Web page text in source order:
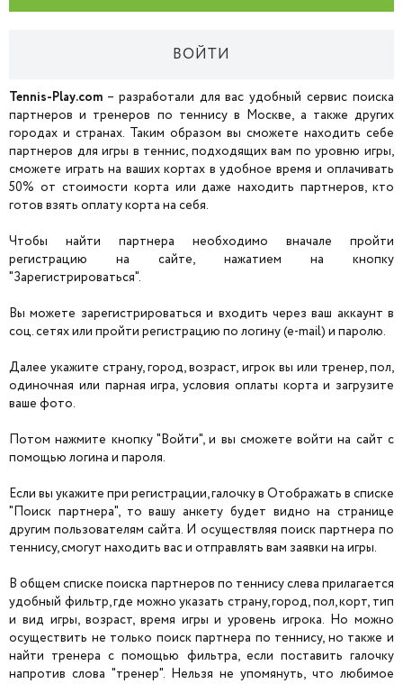
ВОЙТИ
Tennis-Play.com – разработали для вас удобный сервис поиска
партнеров и тренеров по теннису в Москве, а также других
городах и странах. Таким образом вы сможете находить себе
партнеров для игры в теннис, подходящих вам по уровню игры,
сможете играть на ваших кортах в удобное время и оплачивать
50% от стоимости корта или даже находить партнеров, кто
готов взять оплату корта на себя.
Чтобы найти партнера необходимо вначале пройти
регистрацию на сайте, нажатием на кнопку
"Зарегистрироваться".
Вы можете зарегистрироваться и входить через ваш аккаунт в
соц. сетях или пройти регистрацию по логину (e-mail) и паролю.
Далее укажите страну, город, возраст, игрок вы или тренер, пол,
одиночная или парная игра, условия оплаты корта и загрузите
ваше фото.
Потом нажмите кнопку "Войти", и вы сможете войти на сайт с
помощью логина и пароля.
Если вы укажите при регистрации, галочку в Отображать в списке
"Поиск партнера", то вашу анкету будет видно на странице
другим пользователям сайта. И осуществляя поиск партнера по
теннису, смогут находить вас и отправлять вам заявки на игры.
В общем списке поиска партнеров по теннису слева прилагается
удобный фильтр, где можно указать страну, город, пол, корт, тип
и вид игры, возраст, время игры и уровень игрока. Но можно
осуществить не только поиск партнера по теннису, но также и
найти тренера с помощью фильтра, если поставить галочку
напротив слова "тренер". Нельзя не упомянуть, что любимое